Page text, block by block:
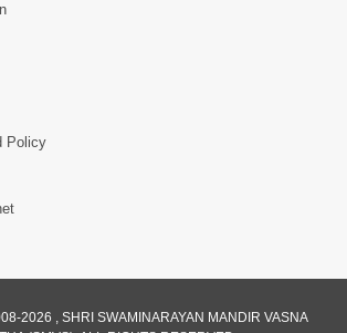
સ્વામિનારાયણ
| 2023
1:00
Policy
2026 , SHRI SWAMINARAYAN MANDIR VASNA